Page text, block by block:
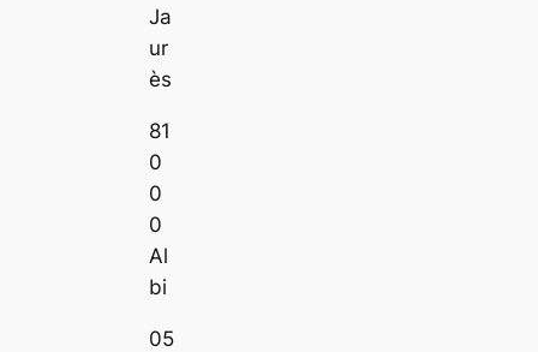
Ja
ur
ès
81
0
0
0
Al
bi
05